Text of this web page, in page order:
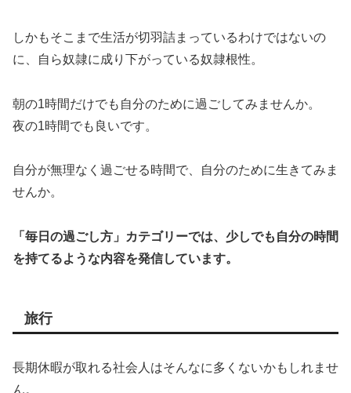
しかもそこまで生活が切羽詰まっているわけではないの
に、自ら奴隷に成り下がっている奴隷根性。
朝の1時間だけでも自分のために過ごしてみませんか。
夜の1時間でも良いです。
自分が無理なく過ごせる時間で、自分のために生きてみま
せんか。
「毎日の過ごし方」カテゴリーでは、少しでも自分の時間
を持てるような内容を発信しています。
旅行
長期休暇が取れる社会人はそんなに多くないかもしれませ
ん。